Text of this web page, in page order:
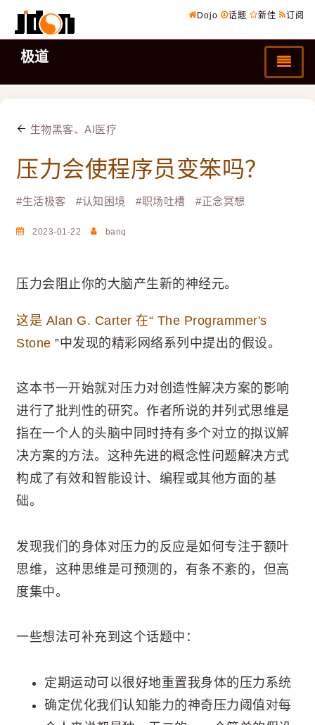
Dojo 话题 新佳 订阅
极道
生物黑客、AI医疗
压力会使程序员变笨吗？
#生活极客 #认知困境 #职场吐槽 #正念冥想
2023-01-22 banq
压力会阻止你的大脑产生新的神经元。
这是 Alan G. Carter 在“ The Programmer's
Stone ”中发现的精彩网络系列中提出的假设。
这本书一开始就对压力对创造性解决方案的影响
进行了批判性的研究。作者所说的并列式思维是
指在一个人的头脑中同时持有多个对立的拟议解
决方案的方法。这种先进的概念性问题解决方式
构成了有效和智能设计、编程或其他方面的基
础。
发现我们的身体对压力的反应是如何专注于额叶
思维，这种思维是可预测的，有条不紊的，但高
度集中。
一些想法可补充到这个话题中：
定期运动可以很好地重置我身体的压力系统
确定优化我们认知能力的神奇压力阈值对每